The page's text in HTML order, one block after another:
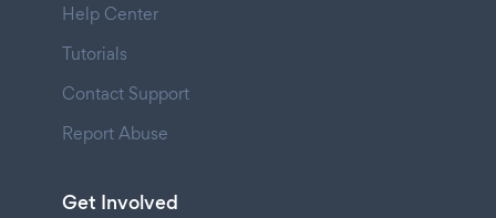
Help Center
Tutorials
Contact Support
Report Abuse
Get Involved